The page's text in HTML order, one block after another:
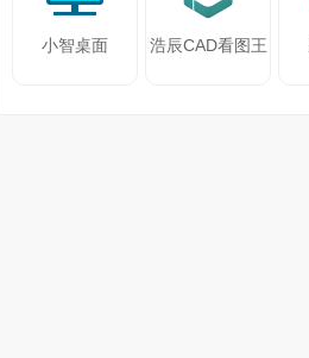
小智桌面 浩辰CAD看图王